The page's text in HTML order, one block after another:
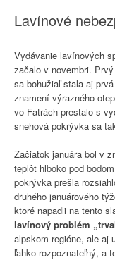
Lavínové
Vydávanie lavínových
začalo v novembri.
sa bohužiaľ stala aj
znamení výrazného
vo Fatrách prestalo s
snehová pokrývka sa
Začiatok januára bol v
teplôt hlboko pod
pokrývka prešla
druhého januárového
ktoré napadli na tento
lavínový problém
alpskom regióne, ale aj
ľahko rozpoznateľný, a